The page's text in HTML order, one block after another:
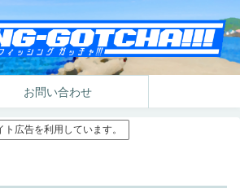
お問い合わせ
広告を利用しています。